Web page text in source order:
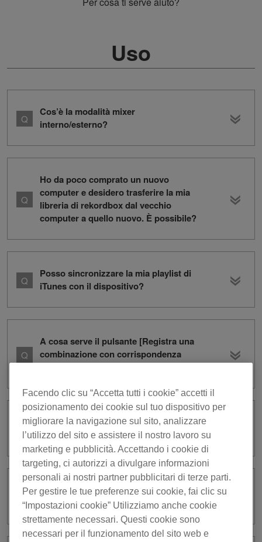
Uso
Cos’è la modalità mixer
interno/esterno?
Ho da poco comprato un nuovo
computer e desidero trasferire la mia
libreria di rekordbox dal vecchio
computer a quello nuovo. È possibile?
Posso sincronizzare la mia playlist di
iTunes con il dispositivo?
A cosa serve il pulsante [Registra una
combinazione con corrispondenza
ottimale dei brani] in modalità 2 lettori?
Posso modificare la posizione in cui
vengono salvati i file di registrazione?
Qual è il limite massimo di ore di
registrazione?
Facendo clic su “Accetta tutti i cookie” accetti il
posizionamento dei cookie sul tuo dispositivo per
migliorare la navigazione sul sito, analizzare
l’utilizzo del sito e assistere il nostro lavoro su
marketing e pubblicità. Accettando i cookie di
targeting, ci autorizzi a divulgare informazioni
personali ai nostri partner pubblicitari di terze parti.
Per gestire le tue preferenze sui cookie, fai clic su
“Impostazioni cookie” Utilizziamo anche cookie
strettamente necessari. Questi cookie sono
necessari per il funzionamento del sito web e